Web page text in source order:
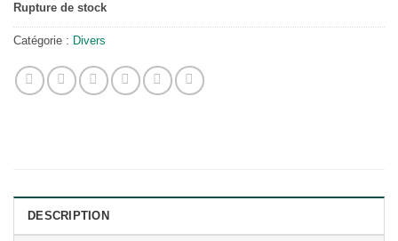
Rupture de stock
Catégorie : Divers
DESCRIPTION